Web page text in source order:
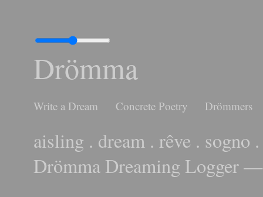
Drömma
Write a Dream Concrete Poetry Drömmers
aisling . dream . rêve . sogno
Drömma Dreaming Logger